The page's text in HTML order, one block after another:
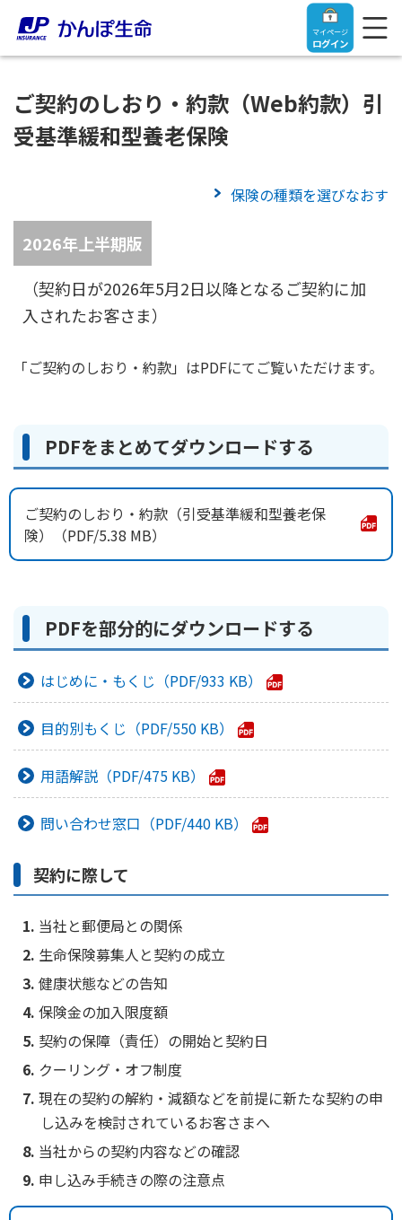
マイページ
ログイン
ご契約者さま
マイページログイン
入院保険金・手術保険金のご請求
お手続き一覧
きっかけ・できごとから探す
マイページでできること
新規登録
ログイン
ご契約内容の確認
お客さまに関する情報等の確認の取り組み
各種サービス・お知らせ
かんぽプラチナライフサービス
ご契約のしおり・約款（Web約款）
保険用語集
お問い合わせ
保険をご検討中のお客さま
保険をご検討中のお客さま
終身保険
養老保険
定期保険
学資保険
長寿支援保険
保険の探し方のポイント
保険かんたん診断
これからのライフイベントでかかる費用とは？
ご契約手続きの流れ
保険料のお払込方法
保険用語集
お問い合わせ
法人のお客さま
【まずはご相談ください】企業経営でお悩みの方はこ
法人のお客さま向け商品一覧
目的から探す
お役立ち情報
かんぽ生命の団体取扱い
お問い合わせ先
お役立ち情報
かんぽのLifeサポートナビ
医療
お金
子育て
健康情報
かんぽアプリ～かんぽの健康と安心を手のひらに～
すこやか健康ラボ
ラジオ体操・みんなの体操
ラジオ体操ポータルサイト
かんぽ生命について
経営理念・経営戦略
会社概要
財務情報
日本郵政グループとしての取り組み
採用情報
CM・オウンドメディア／ソーシャルメディア
かんぽ生命のサステナビリティ
お客さまの声／お客さまサービス向上の取組み
よくあるご質問
お問い合わせ
株主・投資家のみなさまへ
採用情報
English
ご契約のしおり・約款（Web約款）引
受基準緩和型養老保険
保険の種類を選びなおす
2026年上半期版
（契約日が2026年5月2日以降となるご契約に加
入されたお客さま）
「ご契約のしおり・約款」はPDFにてご覧いただけます。
PDFをまとめてダウンロードする
ご契約のしおり・約款（引受基準緩和型養老保
険）
5.38 MB
PDFを部分的にダウンロードする
はじめに・もくじ 933 KB
目的別もくじ 550 KB
用語解説 475 KB
問い合わせ窓口 440 KB
契約に際して
当社と郵便局との関係
生命保険募集人と契約の成立
健康状態などの告知
保険金の加入限度額
契約の保障（責任）の開始と契約日
クーリング・オフ制度
現在の契約の解約・減額などを前提に新たな契約の申
し込みを検討されているお客さまへ
当社からの契約内容などの確認
申し込み手続きの際の注意点